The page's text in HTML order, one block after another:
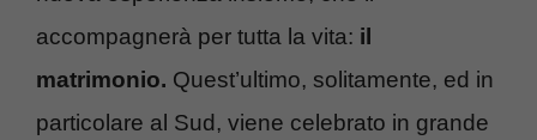
accompagnerà per tutta la vita: il
matrimonio. Quest’ultimo, solitamente, ed in
particolare al Sud, viene celebrato in grande